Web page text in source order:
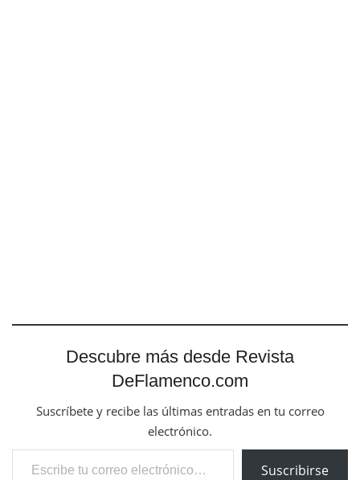
Descubre más desde Revista
DeFlamenco.com
Suscríbete y recibe las últimas entradas en tu correo
electrónico.
Escribe tu correo electrónico…
Suscribirse